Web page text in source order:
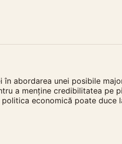
abordarea unei posibile
a menține credibilitatea pe
economică poate duce